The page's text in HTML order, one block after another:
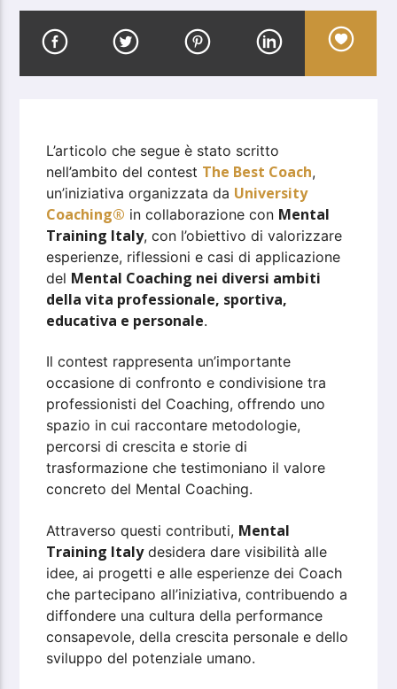
L’articolo che segue è stato scritto
nell’ambito del contest The Best Coach,
un’iniziativa organizzata da University
Coaching® in collaborazione con Mental
Training Italy, con l’obiettivo di valorizzare
esperienze, riflessioni e casi di applicazione
del Mental Coaching nei diversi ambiti
della vita professionale, sportiva,
educativa e personale.
Il contest rappresenta un’importante
occasione di confronto e condivisione tra
professionisti del Coaching, offrendo uno
spazio in cui raccontare metodologie,
percorsi di crescita e storie di
trasformazione che testimoniano il valore
concreto del Mental Coaching.
Attraverso questi contributi, Mental
Training Italydesidera dare visibilità alle
idee, ai progetti e alle esperienze dei Coach
che partecipano all’iniziativa, contribuendo a
diffondere una cultura della performance
consapevole, della crescita personale e dello
sviluppo del potenziale umano.